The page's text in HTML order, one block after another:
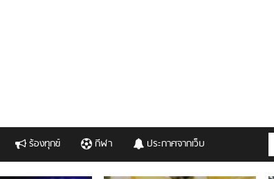
ร้องทุกข์ กีฬา ประกาศจากเว็บ